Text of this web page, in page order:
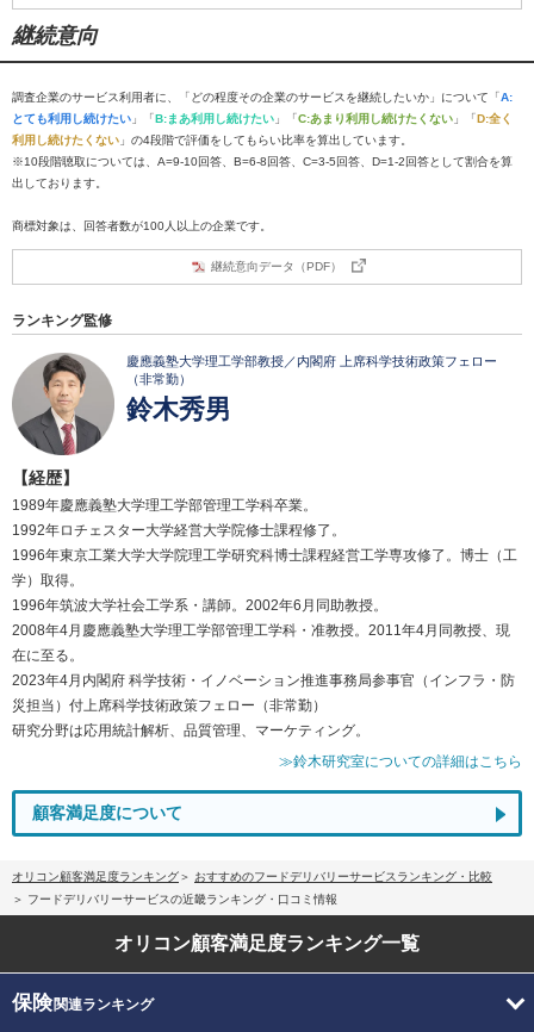
継続意向
調査企業のサービス利用者に、「どの程度その企業のサービスを継続したいか」について「A:
とても利用し続けたい 」「B:まあ利用し続けたい 」「C:あまり利用し続けたくない 」「D:全く
利用し続けたくない 」の4段階で評価をしてもらい比率を算出しています。
※10段階聴取については、A=9-10回答、B=6-8回答、C=3-5回答、D=1-2回答として割合を算
出しております。
商標対象は、回答者数が100人以上の企業です。
継続意向データ（PDF）
ランキング監修
慶應義塾大学理工学部教授／内閣府 上席科学技術政策フェロー
（非常勤）
鈴木秀男
【経歴】
1989年慶應義塾大学理工学部管理工学科卒業。
1992年ロチェスター大学経営大学院修士課程修了。
1996年東京工業大学大学院理工学研究科博士課程経営工学専攻修了。博士（工
学）取得。
1996年筑波大学社会工学系・講師。2002年6月同助教授。
2008年4月慶應義塾大学理工学部管理工学科・准教授。2011年4月同教授、現
在に至る。
2023年4月内閣府 科学技術・イノベーション推進事務局参事官（インフラ・防
災担当）付上席科学技術政策フェロー（非常勤）
研究分野は応用統計解析、品質管理、マーケティング。
≫鈴木研究室についての詳細はこちら
顧客満足度について
オリコン顧客満足度ランキング
おすすめのフードデリバリーサービスランキング・比較
フードデリバリーサービスの近畿ランキング・口コミ情報
オリコン顧客満足度ランキング一覧
保険関連ランキング